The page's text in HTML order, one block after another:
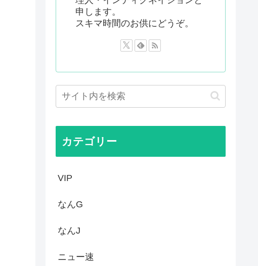
いちゃんと山田さん』のアニメ化に怒っ...
崎駿が首を縦に振った金額」
協会が行った国際試合の性的接待の全容...
】ヒソカさん、ビスケより弱か...
晋三が殺されたのか今でもわからない」
制強化して世界が騒然！←「事実上の禁...
んじゃなかった…」 日本を知ってしま...
きた河合ゆうすけ、埼玉県知事選挙に立...
申します。
スキマ時間のお供にどうぞ。
カテゴリー
VIP
なんG
なんJ
ニュー速